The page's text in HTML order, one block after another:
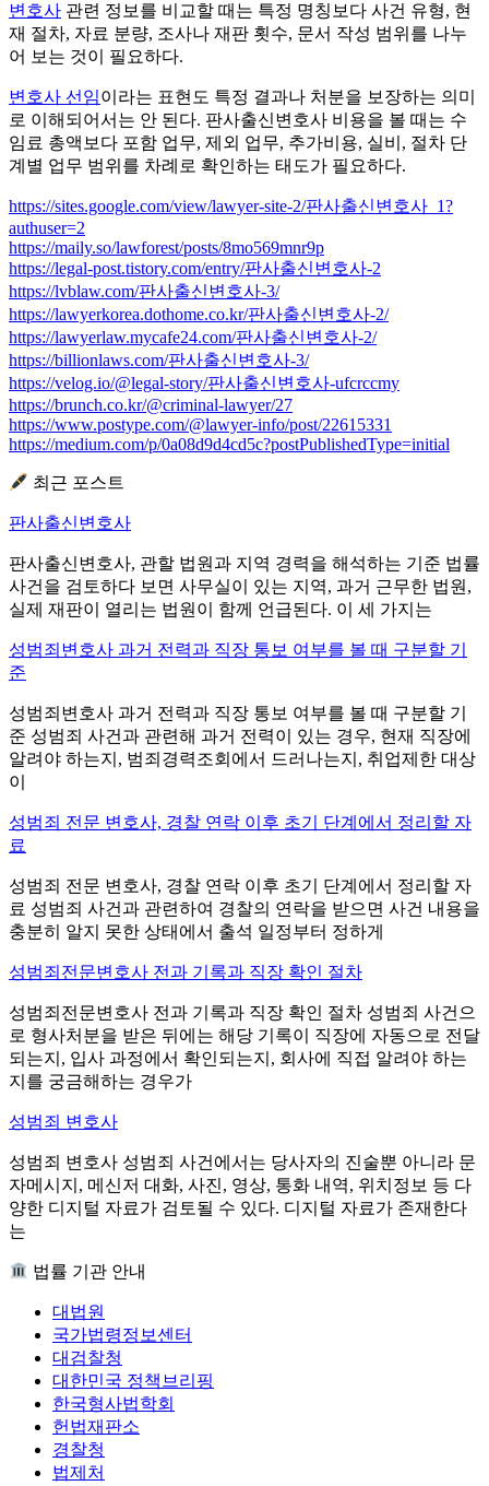
변호사 관련 정보를 비교할 때는 특정 명칭보다 사건 유형, 현
재 절차, 자료 분량, 조사나 재판 횟수, 문서 작성 범위를 나누
어 보는 것이 필요하다.
변호사 선임이라는 표현도 특정 결과나 처분을 보장하는 의미
로 이해되어서는 안 된다. 판사출신변호사 비용을 볼 때는 수
임료 총액보다 포함 업무, 제외 업무, 추가비용, 실비, 절차 단
계별 업무 범위를 차례로 확인하는 태도가 필요하다.
https://sites.google.com/view/lawyer-site-2/판사출신변호사_1?
authuser=2
https://maily.so/lawforest/posts/8mo569mnr9p
https://legal-post.tistory.com/entry/판사출신변호사-2
https://lvblaw.com/판사출신변호사-3/
https://lawyerkorea.dothome.co.kr/판사출신변호사-2/
https://lawyerlaw.mycafe24.com/판사출신변호사-2/
https://billionlaws.com/판사출신변호사-3/
https://velog.io/@legal-story/판사출신변호사-ufcrccmy
https://brunch.co.kr/@criminal-lawyer/27
https://www.postype.com/@lawyer-info/post/22615331
https://medium.com/p/0a08d9d4cd5c?postPublishedType=initial
최근 포스트
판사출신변호사
판사출신변호사, 관할 법원과 지역 경력을 해석하는 기준 법률
사건을 검토하다 보면 사무실이 있는 지역, 과거 근무한 법원,
실제 재판이 열리는 법원이 함께 언급된다. 이 세 가지는
성범죄변호사 과거 전력과 직장 통보 여부를 볼 때 구분할 기
준
성범죄변호사 과거 전력과 직장 통보 여부를 볼 때 구분할 기
준 성범죄 사건과 관련해 과거 전력이 있는 경우, 현재 직장에
알려야 하는지, 범죄경력조회에서 드러나는지, 취업제한 대상
이
성범죄 전문 변호사, 경찰 연락 이후 초기 단계에서 정리할 자
료
성범죄 전문 변호사, 경찰 연락 이후 초기 단계에서 정리할 자
료 성범죄 사건과 관련하여 경찰의 연락을 받으면 사건 내용을
충분히 알지 못한 상태에서 출석 일정부터 정하게
성범죄전문변호사 전과 기록과 직장 확인 절차
성범죄전문변호사 전과 기록과 직장 확인 절차 성범죄 사건으
로 형사처분을 받은 뒤에는 해당 기록이 직장에 자동으로 전달
되는지, 입사 과정에서 확인되는지, 회사에 직접 알려야 하는
지를 궁금해하는 경우가
성범죄 변호사
성범죄 변호사 성범죄 사건에서는 당사자의 진술뿐 아니라 문
자메시지, 메신저 대화, 사진, 영상, 통화 내역, 위치정보 등 다
양한 디지털 자료가 검토될 수 있다. 디지털 자료가 존재한다
는
법률 기관 안내
대법원
국가법령정보센터
대검찰청
대한민국 정책브리핑
한국형사법학회
헌법재판소
경찰청
법제처